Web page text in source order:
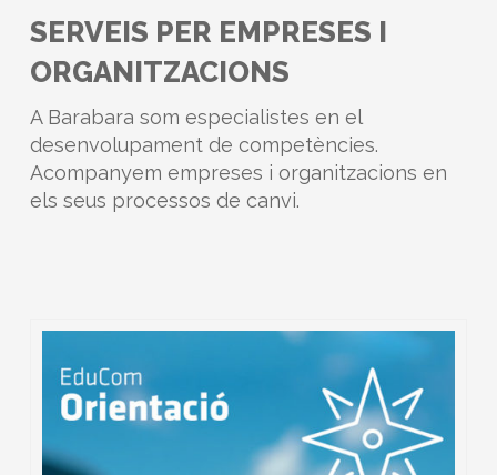
SERVEIS PER EMPRESES I
ORGANITZACIONS
A Barabara som especialistes en el
desenvolupament de competències.
Acompanyem empreses i organitzacions en
els seus processos de canvi.